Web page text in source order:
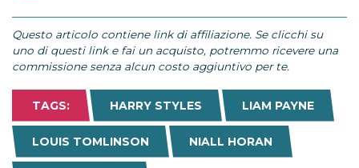
Questo articolo contiene link di affiliazione. Se clicchi su
uno di questi link e fai un acquisto, potremmo ricevere una
commissione senza alcun costo aggiuntivo per te.
TAGS: HARRY STYLES LIAM PAYNE
LOUIS TOMLINSON NIALL HORAN